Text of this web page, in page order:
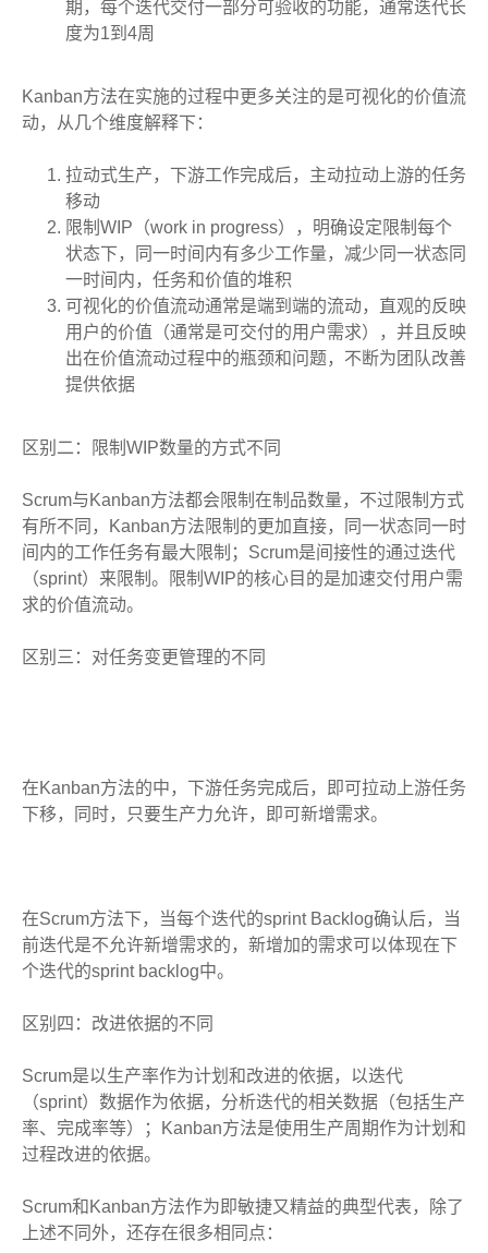
期，每个迭代交付一部分可验收的功能，通常迭代长
度为1到4周
Kanban方法在实施的过程中更多关注的是可视化的价值流
动，从几个维度解释下：
拉动式生产，下游工作完成后，主动拉动上游的任务
移动
限制WIP（work in progress），明确设定限制每个
状态下，同一时间内有多少工作量，减少同一状态同
一时间内，任务和价值的堆积
可视化的价值流动通常是端到端的流动，直观的反映
用户的价值（通常是可交付的用户需求），并且反映
出在价值流动过程中的瓶颈和问题，不断为团队改善
提供依据
区别二：限制WIP数量的方式不同
Scrum与Kanban方法都会限制在制品数量，不过限制方式
有所不同，Kanban方法限制的更加直接，同一状态同一时
间内的工作任务有最大限制；Scrum是间接性的通过迭代
（sprint）来限制。限制WIP的核心目的是加速交付用户需
求的价值流动。
区别三：对任务变更管理的不同
在Kanban方法的中，下游任务完成后，即可拉动上游任务
下移，同时，只要生产力允许，即可新增需求。
在Scrum方法下，当每个迭代的sprint Backlog确认后，当
前迭代是不允许新增需求的，新增加的需求可以体现在下
个迭代的sprint backlog中。
区别四：改进依据的不同
Scrum是以生产率作为计划和改进的依据，以迭代
（sprint）数据作为依据，分析迭代的相关数据（包括生产
率、完成率等）；Kanban方法是使用生产周期作为计划和
过程改进的依据。
Scrum和Kanban方法作为即敏捷又精益的典型代表，除了
上述不同外，还存在很多相同点：